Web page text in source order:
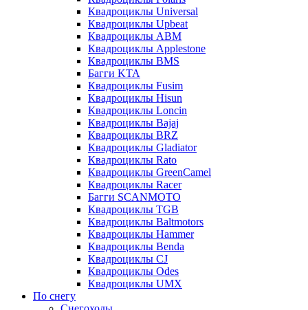
Квадроциклы Universal
Квадроциклы Upbeat
Квадроциклы ABM
Квадроциклы Applestone
Квадроциклы BMS
Багги KTA
Квадроциклы Fusim
Квадроциклы Hisun
Квадроциклы Loncin
Квадроциклы Bajaj
Квадроциклы BRZ
Квадроциклы Gladiator
Квадроциклы Rato
Квадроциклы GreenCamel
Квадроциклы Racer
Багги SCANMOTO
Квадроциклы TGB
Квадроциклы Baltmotors
Квадроциклы Hammer
Квадроциклы Benda
Квадроциклы CJ
Квадроциклы Odes
Квадроциклы UMX
По снегу